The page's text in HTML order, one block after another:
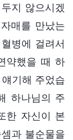
지 않으시겠
매를 만났는
병에 걸려서
약했을 때 하
기해 주었습
하나님의 주
한 자신이 본
과 불순물을